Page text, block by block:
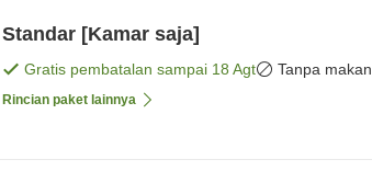
Standar [Kamar saja]
Gratis pembatalan sampai 18 Agt Tanpa makan
Rincian paket lainnya